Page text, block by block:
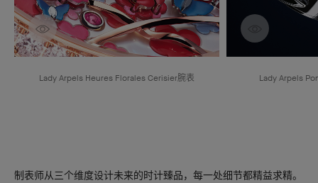
探索作品
Lady Arpels Heures Florales Cerisier腕表
探索作品
Lady Arpels
制表师从三个维度设计未来的时计臻品，每一处细节都精益求精。